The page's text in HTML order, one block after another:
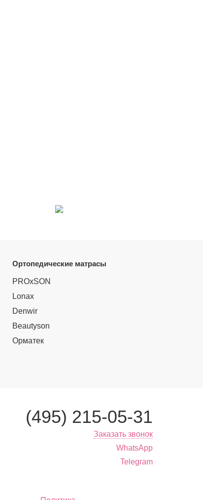
Ортопедические матрасы
PROxSON
Lonax
Denwir
Beautyson
Орматек
(495) 215-05-31
Заказать звонок
WhatsApp
Telegram